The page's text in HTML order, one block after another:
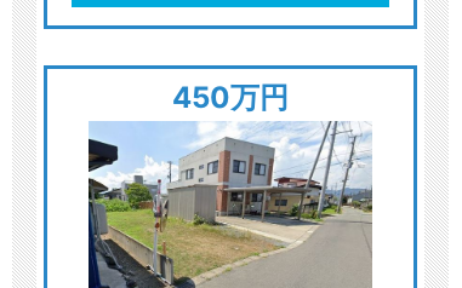
450万円